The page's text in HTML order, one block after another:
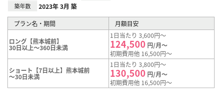
築年数 2023年 3月 築
プラン名・期間 月額目安
ロング【熊本城前】
30日以上～360日未満
1日当たり 3,600円～
124,500 円/月～
初期費用他 16,500円～
ショート【7日以上】熊本城前
～30日未満
1日当たり 3,800円～
130,500 円/月～
初期費用他 16,500円～